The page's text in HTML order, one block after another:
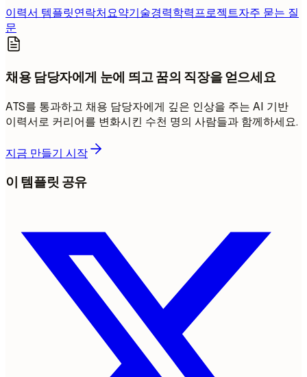
이력서 템플릿연락처요약기술경력학력프로젝트자주 묻는 질
문
채용 담당자에게 눈에 띄고 꿈의 직장을 얻으세요
ATS를 통과하고 채용 담당자에게 깊은 인상을 주는 AI 기반
이력서로 커리어를 변화시킨 수천 명의 사람들과 함께하세요.
지금 만들기 시작
이 템플릿 공유